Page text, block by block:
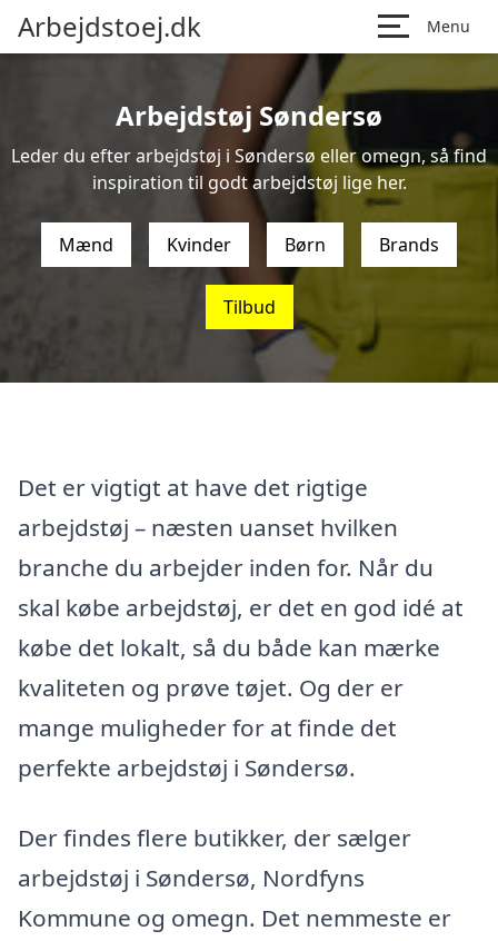
Arbejdstoej.dk Menu
Arbejdstøj Søndersø
Leder du efter arbejdstøj i Søndersø eller omegn, så find
inspiration til godt arbejdstøj lige her.
Mænd Kvinder Børn Brands
Tilbud
Det er vigtigt at have det rigtige
arbejdstøj – næsten uanset hvilken
branche du arbejder inden for. Når du
skal købe arbejdstøj, er det en god idé at
købe det lokalt, så du både kan mærke
kvaliteten og prøve tøjet. Og der er
mange muligheder for at finde det
perfekte arbejdstøj i Søndersø.
Der findes flere butikker, der sælger
arbejdstøj i Søndersø, Nordfyns
Kommune og omegn. Det nemmeste er